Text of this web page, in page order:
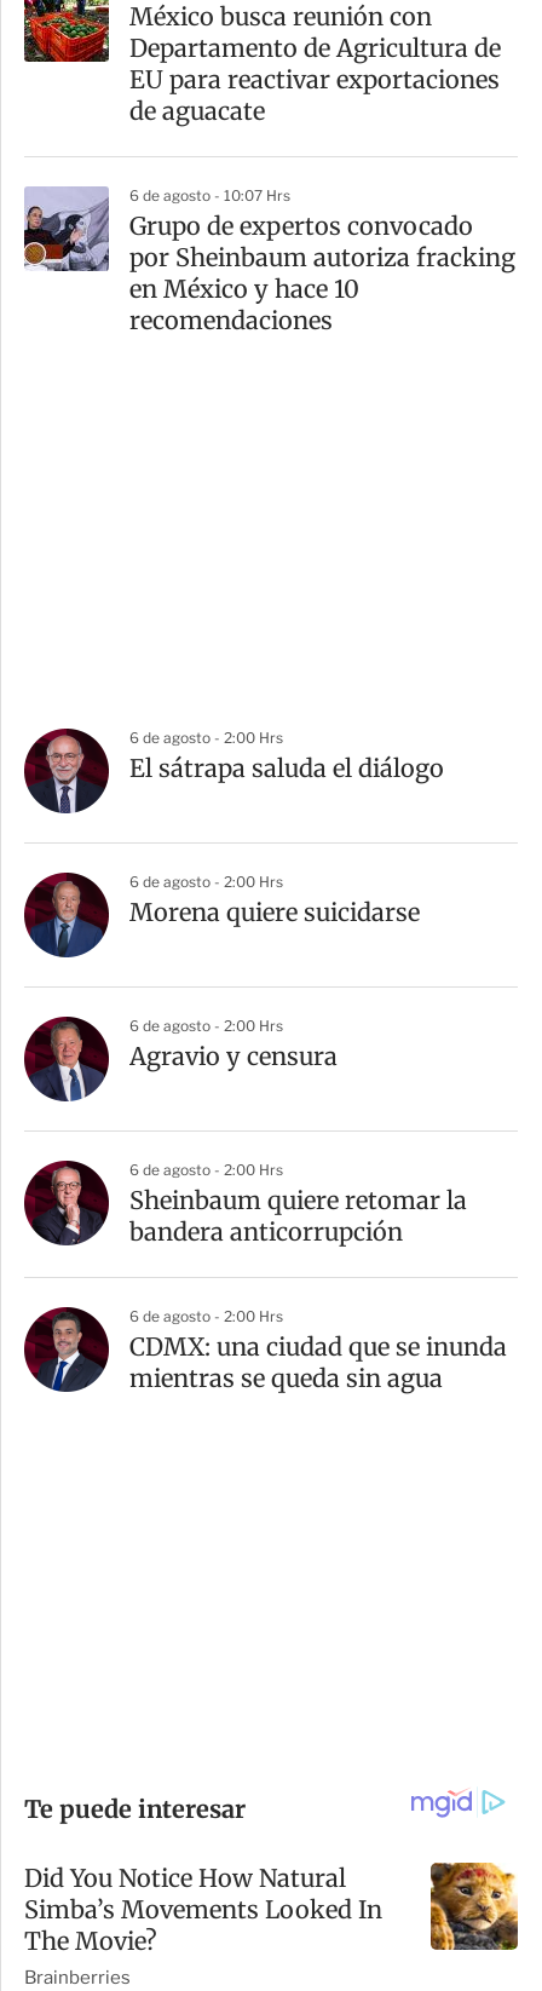
México busca reunión con
Departamento de Agricultura de
EU para reactivar exportaciones
de aguacate
6 de agosto - 10:07 Hrs
Grupo de expertos convocado
por Sheinbaum autoriza fracking
en México y hace 10
recomendaciones
6 de agosto - 2:00 Hrs
El sátrapa saluda el diálogo
6 de agosto - 2:00 Hrs
Morena quiere suicidarse
6 de agosto - 2:00 Hrs
Agravio y censura
6 de agosto - 2:00 Hrs
Sheinbaum quiere retomar la
bandera anticorrupción
6 de agosto - 2:00 Hrs
CDMX: una ciudad que se inunda
mientras se queda sin agua